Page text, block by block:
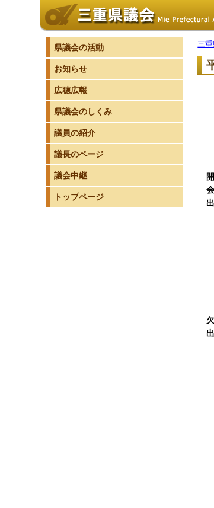
三
県議会の活動
お知らせ
広聴広報
県議会のしくみ
議員の紹介
議長のページ
議会中継
トップページ